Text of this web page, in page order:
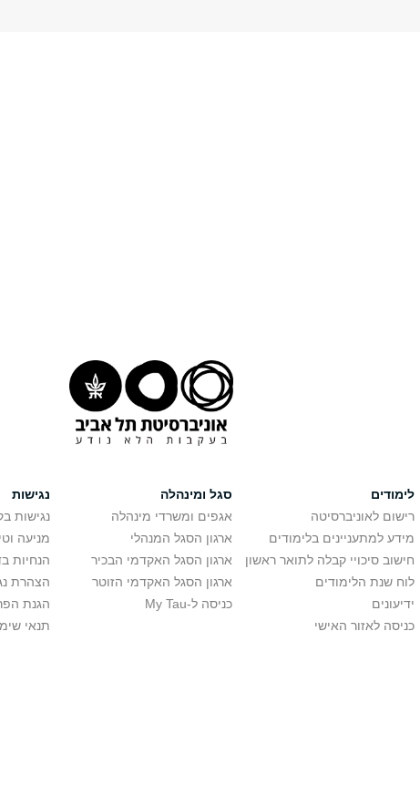
לימודים
רישום לאוניברסיטה
מידע למתעניינים בלימודים
חישוב סיכויי קבלה לתואר ראשון
לוח שנת הלימודים
ידיעונים
כניסה לאזור האישי
סגל ומינהלה
אגפים ומשרדי מינהלה
ארגון הסגל המנהלי
ארגון הסגל האקדמי הבכיר
ארגון הסגל האקדמי הזוטר
כניסה ל-My Tau
נגישות
נגישות
מניעה
הנחיות
הצהרת
הגנת
תנאי